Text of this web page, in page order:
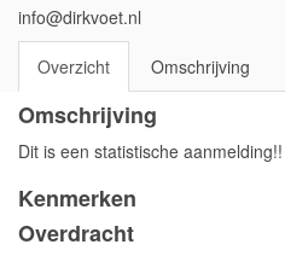
info@dirkvoet.nl
Overzicht Omschrijving
Omschrijving
Dit is een statistische
Kenmerken
Overdracht